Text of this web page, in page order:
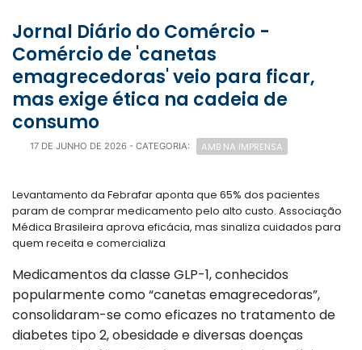
Jornal Diário do Comércio -
Comércio de 'canetas
emagrecedoras' veio para ficar,
mas exige ética na cadeia de
consumo
17 DE JUNHO DE 2026 - CATEGORIA: AMB NA IMPRENSA
Levantamento da Febrafar aponta que 65% dos pacientes
param de comprar medicamento pelo alto custo. Associação
Médica Brasileira aprova eficácia, mas sinaliza cuidados para
quem receita e comercializa
Medicamentos da classe GLP-1, conhecidos
popularmente como “canetas emagrecedoras”,
consolidaram-se como eficazes no tratamento de
diabetes tipo 2, obesidade e diversas doenças